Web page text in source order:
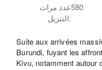
عدد مرات
التنزيل:
580
Suite aux arrivées
Burundi, fuyant les
Kivu, notamment autour